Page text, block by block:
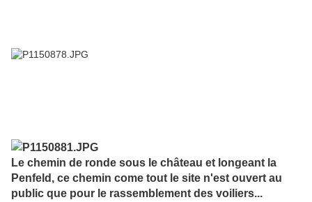
Le chemin de ronde sous le château et longeant la
Penfeld, ce chemin come tout le site n'est ouvert au
public que pour le rassemblement des voiliers...